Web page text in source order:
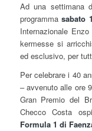
Ad una settimana
programmasabato
Internazionale
kermesse si
ed esclusivo, per
Per celebrare i 40
– avvenuto alle ore
Gran Premio del
Checco Costa
Formula 1 di